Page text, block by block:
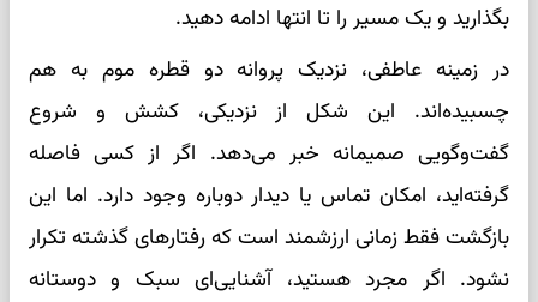
بگذارید و یک مسیر را تا انتها ادامه دهید.
در زمینه عاطفی، نزدیک پروانه دو قطره موم به هم
چسبیده‌اند. این شکل از نزدیکی، کشش و شروع
گفت‌وگویی صمیمانه خبر می‌دهد. اگر از کسی فاصله
گرفته‌اید، امکان تماس یا دیدار دوباره وجود دارد. اما این
بازگشت فقط زمانی ارزشمند است که رفتارهای گذشته تکرار
نشود. اگر مجرد هستید، آشنایی‌ای سبک و دوستانه